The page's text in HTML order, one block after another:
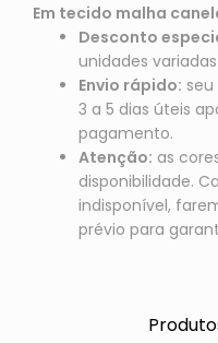
Em tecido malha
Desconto
unidades
Envio rápido:
3 a 5 dias úteis
pagamento.
Atenção: as
disponibilidade.
indisponível,
prévio para